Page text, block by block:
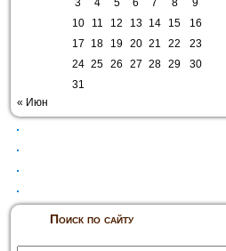
3
4 5 6 7 8
9
10
11 12 13 14 15
16
17
18 19 20 21 22
23
24 25 26 27 28 29
30
31
« Июн
Поиск по сайту